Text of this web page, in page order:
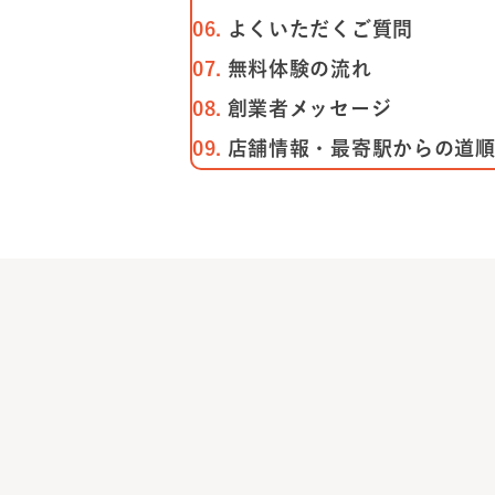
よくいただくご質問
無料体験の流れ
創業者メッセージ
店舗情報・最寄駅からの道順